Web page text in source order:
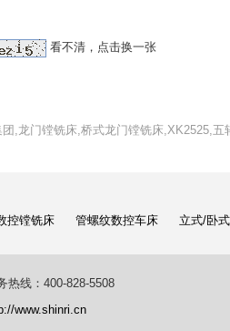
看不清，点击换一张
,龙门镗铣床,桥式龙门镗铣床,XK2525,五
控镗铣床 管螺纹数控车床 立式/卧
热线：400-828-5508
www.shinri.cn